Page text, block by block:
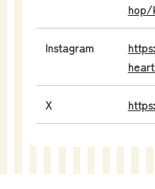
hop/
Instagram
X